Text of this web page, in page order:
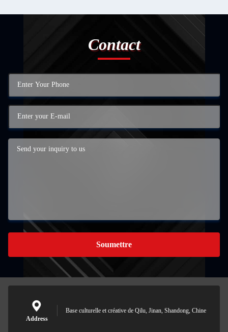
Contact
Soumettre
Address
Base culturelle et créative de Qilu, Jinan, Shandong, Chine